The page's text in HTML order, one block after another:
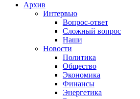
Архив
Интервью
Вопрос-ответ
Сложный вопрос
Наши
Новости
Политика
Общество
Экономика
Финансы
Энергетика